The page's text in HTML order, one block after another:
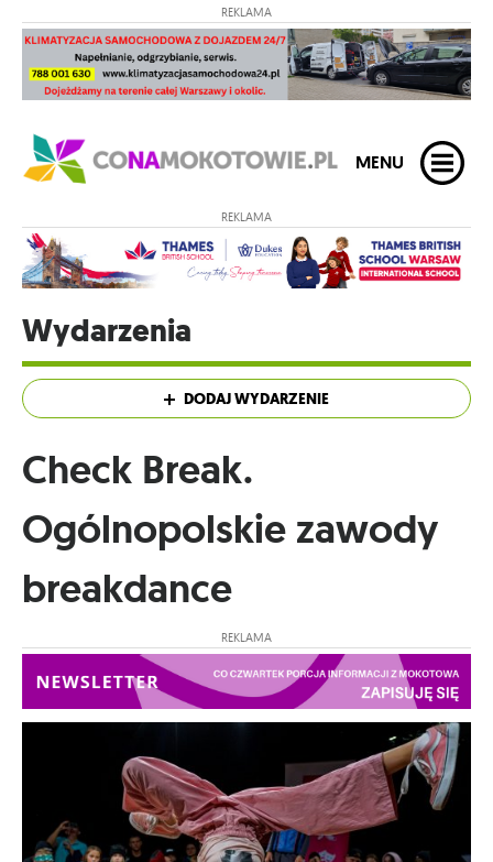
REKLAMA
MENU
REKLAMA
Wydarzenia
DODAJ WYDARZENIE
Check Break.
Ogólnopolskie zawody
breakdance
REKLAMA